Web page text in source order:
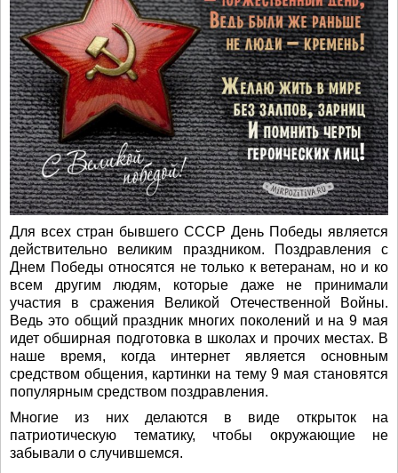
Для всех стран бывшего СССР День Победы является
действительно великим праздником. Поздравления с
Днем Победы относятся не только к ветеранам, но и ко
всем другим людям, которые даже не принимали
участия в сражения Великой Отечественной Войны.
Ведь это общий праздник многих поколений и на 9 мая
идет обширная подготовка в школах и прочих местах. В
наше время, когда интернет является основным
средством общения, картинки на тему 9 мая становятся
популярным средством поздравления.
Многие из них делаются в виде открыток на
патриотическую тематику, чтобы окружающие не
забывали о случившемся.